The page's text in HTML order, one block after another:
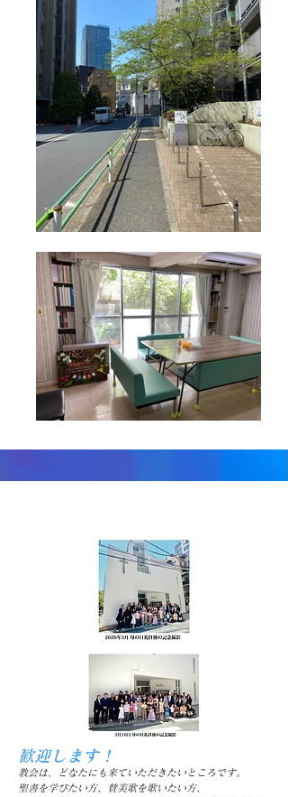
歓迎します！
教会は、どなたにも来ていただきたいところです。
聖書を学びたい方、賛美歌を歌いたい方、